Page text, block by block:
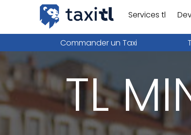
Services tl
Commander un Taxi
TL